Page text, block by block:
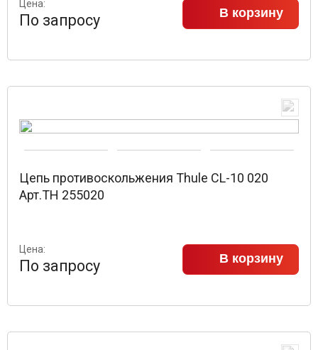
Цена:
По запросу В корзину
Цепь противоскольжения Thule CL-10 020
Арт.TH 255020
Цена:
По запросу В корзину